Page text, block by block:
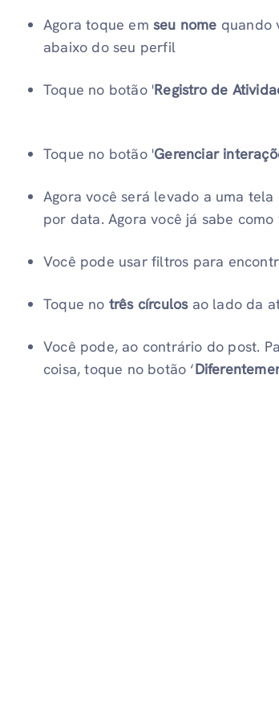
Agora toque emseu nome quando
abaixo do seu perfil
Toque no botão 'Registro de
Toque no botão 'Gerenciar
Agora você será levado a uma
por data. Agora você já sabe
Você pode usar filtros para
Toque no três círculos ao lado da
Você pode, ao contrário do post.
coisa, toque no botão ‘